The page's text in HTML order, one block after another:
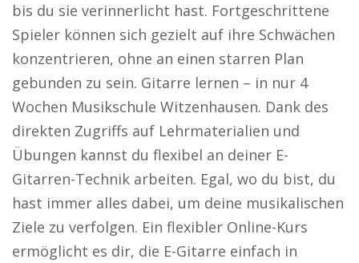
bis du sie verinnerlicht hast. Fortgeschrittene
Spieler können sich gezielt auf ihre Schwächen
konzentrieren, ohne an einen starren Plan
gebunden zu sein. Gitarre lernen – in nur 4
Wochen Musikschule Witzenhausen. Dank des
direkten Zugriffs auf Lehrmaterialien und
Übungen kannst du flexibel an deiner E-
Gitarren-Technik arbeiten. Egal, wo du bist, du
hast immer alles dabei, um deine musikalischen
Ziele zu verfolgen. Ein flexibler Online-Kurs
ermöglicht es dir, die E-Gitarre einfach in